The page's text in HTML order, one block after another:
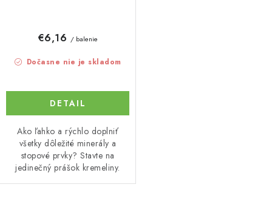
Dočasne nie je skladom
€6,16 / balenie
DETAIL
Ako ľahko a rýchlo doplniť
všetky dôležité minerály a
stopové prvky? Stavte na
jedinečný prášok kremeliny.